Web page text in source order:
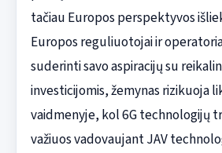
tačiau Europos perspektyvos
Europos reguliuotojai ir
suderinti savo aspiracijų su
investicijomis, žemynas rizikuoja
vaidmenyje, kol 6G technologijų
važiuos vadovaujant JAV